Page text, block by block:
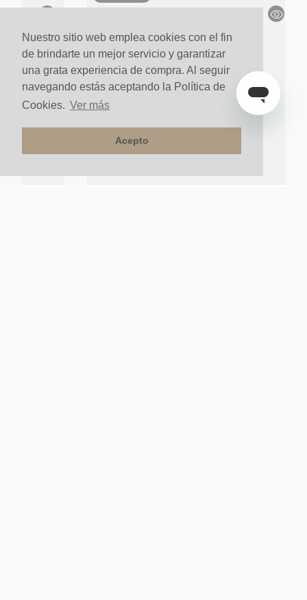
Nuestro sitio web emplea cookies con el fin
de brindarte un mejor servicio y garantizar
una grata experiencia de compra. Al seguir
navegando estás aceptando la Política de
Cookies. Ver más
Acepto